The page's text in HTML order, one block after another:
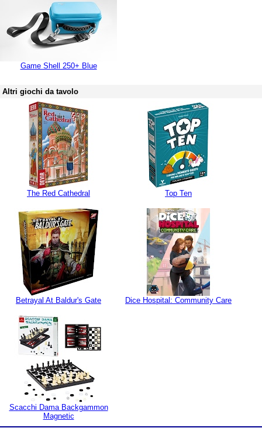
Game Shell 250+ Blue
Altri giochi da tavolo
The Red Cathedral Top Ten
Betrayal At Baldur's Gate Dice Hospital: Community Care
Scacchi Dama Backgammon
Magnetic